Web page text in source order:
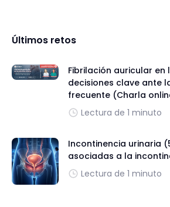
Últimos retos
Fibrilación auricular
decisiones clave ante
frecuente (Charla
Lectura de 1 minuto
Incontinencia urinaria
asociadas a la
Lectura de 1 minuto